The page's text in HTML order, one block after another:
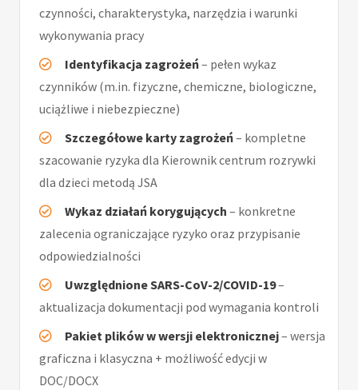
czynności, charakterystyka, narzędzia i warunki
wykonywania pracy
Identyfikacja zagrożeń– pełen wykaz
czynników (m.in. fizyczne, chemiczne, biologiczne,
uciążliwe i niebezpieczne)
Szczegółowe karty zagrożeń– kompletne
szacowanie ryzyka dla Kierownik centrum rozrywki
dla dzieci metodą JSA
Wykaz działań korygujących – konkretne
zalecenia ograniczające ryzyko oraz przypisanie
odpowiedzialności
Uwzględnione SARS-CoV-2/COVID-19–
aktualizacja dokumentacji pod wymagania kontroli
Pakiet plików w wersji elektronicznej– wersja
graficzna i klasyczna + możliwość edycji w
DOC/DOCX